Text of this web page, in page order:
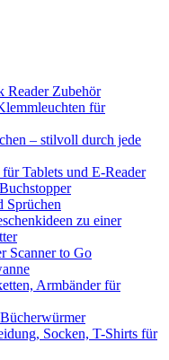
Reader Zubehör
für
– stilvoll durch jede
Tablets und E-Reader
Sprüchen
zu einer
Scanner to Go
Armbänder für
Socken, T-Shirts für